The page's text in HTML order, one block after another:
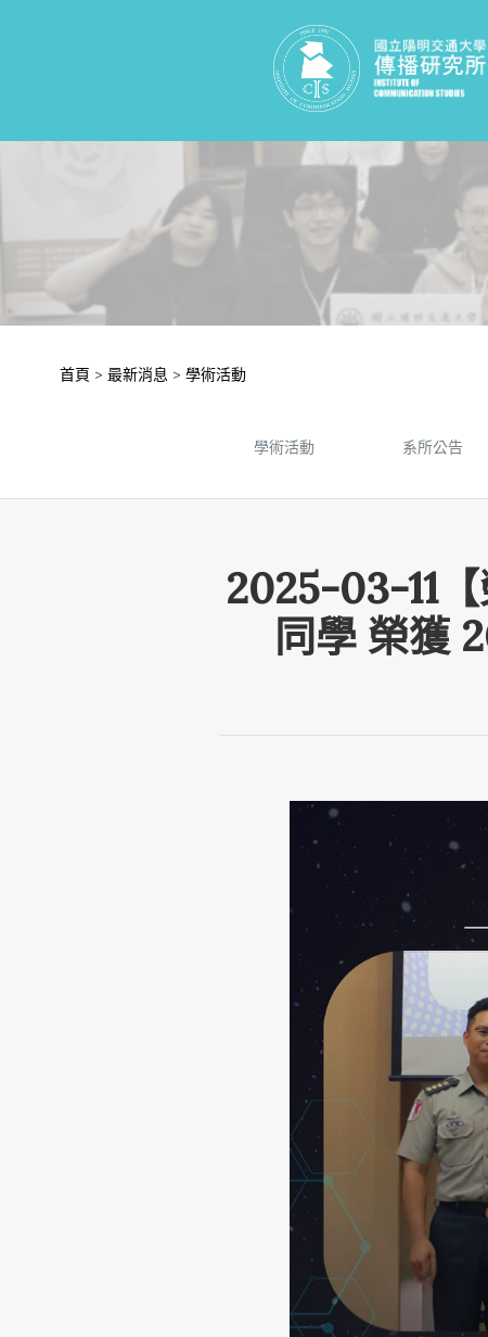
首頁 > 最新消息 > 學術活動
學術活動 系所公告
2025-03-11
同學 榮獲